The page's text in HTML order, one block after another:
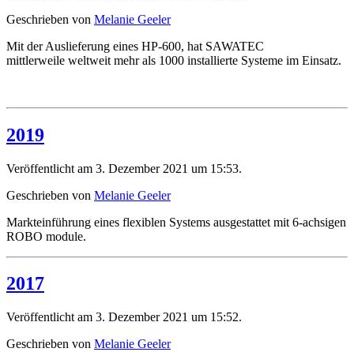
Geschrieben von Melanie Geeler
Mit der Auslieferung eines HP-600, hat SAWATEC
mittlerweile weltweit mehr als 1000 installierte Systeme im Einsatz.
2019
Veröffentlicht am 3. Dezember 2021 um 15:53.
Geschrieben von Melanie Geeler
Markteinführung eines flexiblen Systems ausgestattet mit 6-achsigen
ROBO module.
2017
Veröffentlicht am 3. Dezember 2021 um 15:52.
Geschrieben von Melanie Geeler